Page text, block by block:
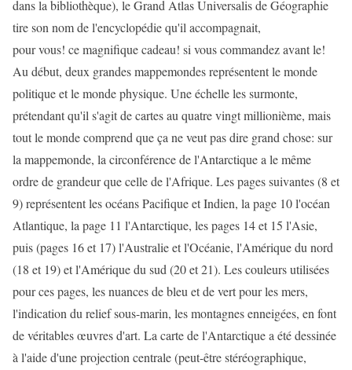
dans la bibliothèque), le Grand Atlas Universalis de Géographie
tire son nom de l'encyclopédie qu'il accompagnait,
pour vous! ce magnifique cadeau! si vous commandez avant le!
Au début, deux grandes mappemondes représentent le monde
politique et le monde physique. Une échelle les surmonte,
prétendant qu'il s'agit de cartes au quatre vingt millionième, mais
tout le monde comprend que ça ne veut pas dire grand chose: sur
la mappemonde, la circonférence de l'Antarctique a le même
ordre de grandeur que celle de l'Afrique. Les pages suivantes (8 et
9) représentent les océans Pacifique et Indien, la page 10 l'océan
Atlantique, la page 11 l'Antarctique, les pages 14 et 15 l'Asie,
puis (pages 16 et 17) l'Australie et l'Océanie, l'Amérique du nord
(18 et 19) et l'Amérique du sud (20 et 21). Les couleurs utilisées
pour ces pages, les nuances de bleu et de vert pour les mers,
l'indication du relief sous-marin, les montagnes enneigées, en font
de véritables œuvres d'art. La carte de l'Antarctique a été dessinée
à l'aide d'une projection centrale (peut-être stéréographique,